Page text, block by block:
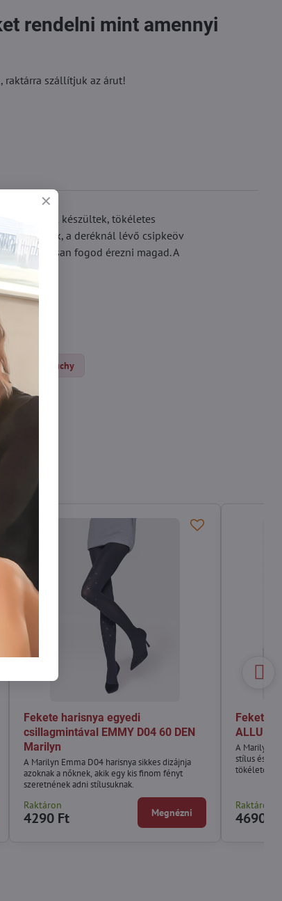
rendelni mint amennyi
raktárra szállítjuk az árut!
anyagból készültek, tökéletes
a deréknál lévő csipkeöv
stílusosan fogod érezni magad. A
pančuchy
Fekete harisnya egyedi
csillagmintával EMMY D04 60 DEN
Marilyn
A Marilyn Emma D04 harisnya sikkes dizájnja
azoknak a nőknek, akik egy kis finom fényt
szeretnének adni stílusuknak.
Raktáron
4290 Ft Megnézni
Fekete
ALLURE
A Marilyn
stílus és az
Raktáron
4690 Ft